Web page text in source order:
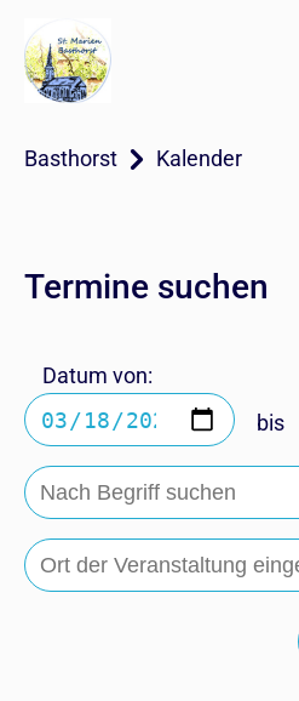
Basthorst Kalender
Termine suchen
Datum von:
bis